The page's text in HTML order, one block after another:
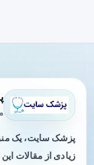
پزشک سایت، یک
زیادی از مقالات